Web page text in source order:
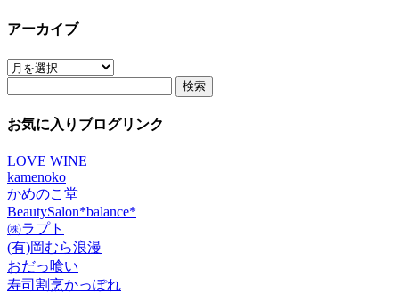
アーカイブ
ア
イ
お気に入りブログリンク
LOVE WINE
kamenoko
かめのこ堂
BeautySalon*balance*
㈱ラプト
(有)岡むら浪漫
おだっ喰い
寿司割烹かっぽれ